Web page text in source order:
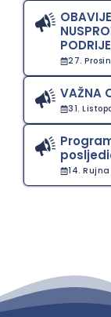
27.
VAŽNA
31.
14.